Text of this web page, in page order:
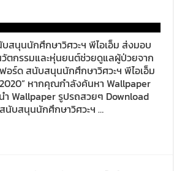
สนุนนักศึกษาวิศวะฯ พีไอเอ็ม ส่งมอบ
วัตกรรมและหุ่นยนต์ช่วยดูแลผู้ป่วยจาก
อร์ด สนับสนุนนักศึกษาวิศวะฯ พีไอเอ็ม
หากคุณกำลังค้นหา Wallpaper
ำ Wallpaper รูปรถสวยๆ Download
นับสนุนนักศึกษาวิศวะฯ …